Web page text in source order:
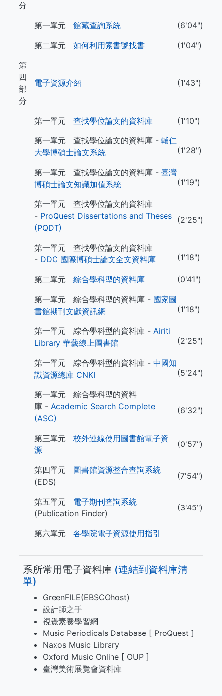
分
第一單元 館藏查詢系統
(6'04")
第二單元 如何利用索書號找書
(1'04")
第
四
部
分
電子資源介紹 (1'43")
第一單元 查找學位論文的資料庫
(1'10")
第一單元 查找學位論文的資料庫 - 輔仁
大學博碩士論文系統
(1'28")
第一單元 查找學位論文的資料庫 - 臺灣
博碩士論文知識加值系統
(1'19")
第一單元 查找學位論文的資料庫
- ProQuest Dissertations and Theses
(PQDT)
(2'25")
第一單元 查找學位論文的資料庫
- DDC 國際博碩士論文全文資料庫 (1'18")
第二單元 綜合學科型的資料庫
(0'41")
第一單元 綜合學科型的資料庫 - 國家圖
書館期刊文獻資訊網
(1'18")
第一單元 綜合學科型的資料庫 - Airiti
Library 華藝線上圖書館
(2'25")
第一單元 綜合學科型的資料庫 - 中國知
識資源總庫 CNKI
(5'24")
第一單元 綜合學科型的資料
庫 - Academic Search Complete
(ASC)
(6'32")
第三單元 校外連線使用圖書館電子資
源
(0'57")
第四單元 圖書館資源整合查詢系統
(EDS)
(7'54")
第五單元 電子期刊查詢系統
(Publication Finder)
(3'45")
第六單元 各學院電子資源使用指引
系所常用電子資料庫 (​​​連結到資料庫清
單)
GreenFILE(EBSCOhost)
設計師之手
視覺素養學習網
Music Periodicals Database [ ProQuest ]
Naxos Music Library
Oxford Music Online [ OUP ]
臺灣美術展覽會資料庫